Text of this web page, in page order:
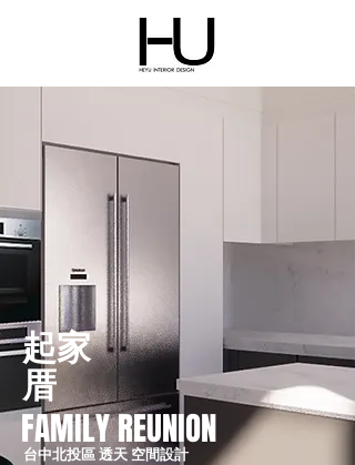
起家
厝
台中北投區 透天 空間設計
FAMILY REUNION